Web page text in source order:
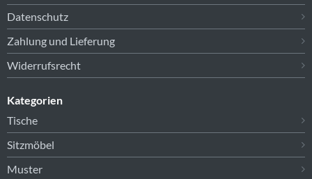
Datenschutz
Zahlung und Lieferung
Widerrufsrecht
Kategorien
Tische
Sitzmöbel
Muster